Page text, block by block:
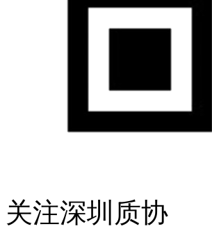
关注深圳质协